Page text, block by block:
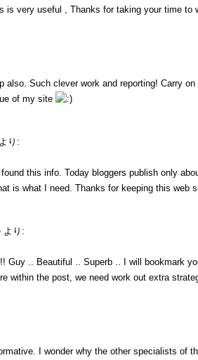
is very useful , Thanks for taking your time to
also. Such clever work and reporting! Carry
of my site
より:
this info. Today bloggers publish only
is what I need. Thanks for keeping this
より:
Guy .. Beautiful .. Superb .. I will bookmark
within the post, we need work out extra
I wonder why the other specialists of